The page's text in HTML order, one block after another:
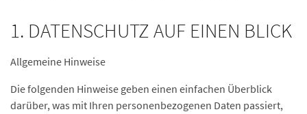
1. DATENSCHUTZ AUF EINEN BLICK
Allgemeine Hinweise
Die folgenden Hinweise geben einen einfachen Überblick
darüber, was mit Ihren personenbezogenen Daten passiert,